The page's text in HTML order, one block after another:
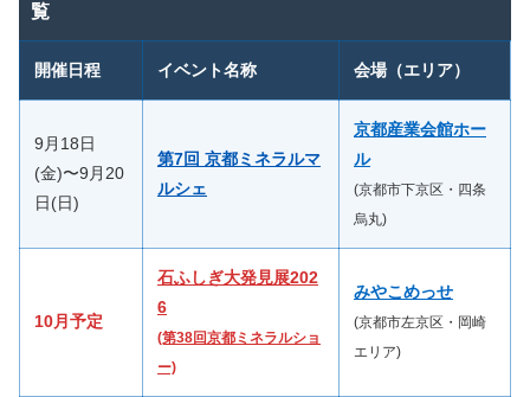
覧
開催日程 イベント名称 会場（エリア）
9月18日
(金)〜9月20
日(日)
第7回 京都ミネラルマ
ルシェ
京都産業会館ホー
ル
(京都市下京区・四条
烏丸)
10月予定
石ふしぎ大発見展202
6
(第38回京都ミネラルショ
ー)
みやこめっせ
(京都市左京区・岡崎
エリア)